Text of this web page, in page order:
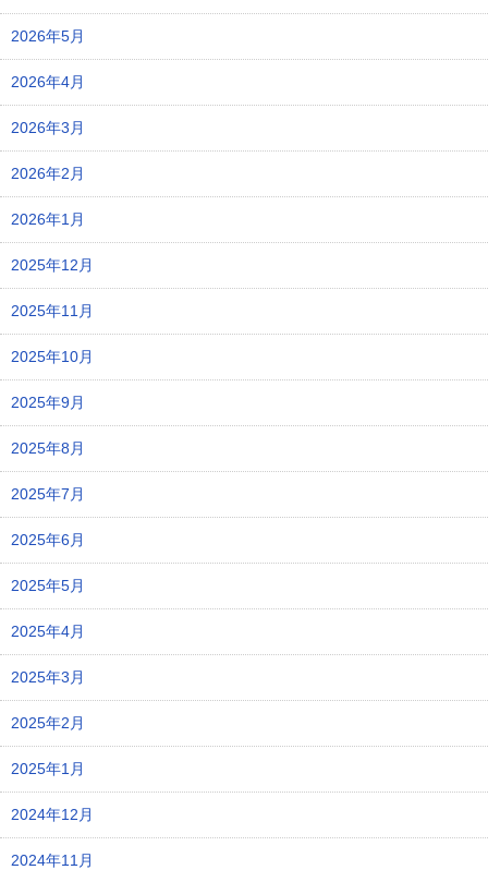
2026年5月
2026年4月
2026年3月
2026年2月
2026年1月
2025年12月
2025年11月
2025年10月
2025年9月
2025年8月
2025年7月
2025年6月
2025年5月
2025年4月
2025年3月
2025年2月
2025年1月
2024年12月
2024年11月